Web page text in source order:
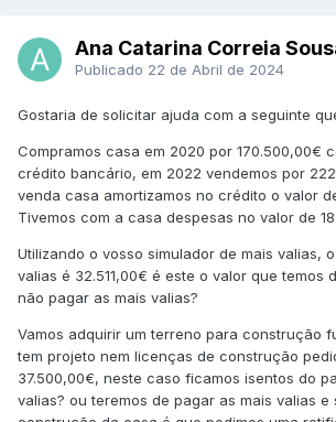
Ana Catarina Correia
Publicado 22 de Abril de 2024
Gostaria de solicitar ajuda com a seguinte
Compramos casa em 2020 por 170.500,00€
crédito bancário, em 2022 vendemos por
venda casa amortizamos no crédito o valor de
Tivemos com a casa despesas no valor de
Utilizando o vosso simulador de mais valias,
valias é 32.511,00€ é este o valor que temos
não pagar as mais valias?
Vamos adquirir um terreno para construção
tem projeto nem licenças de construção
37.500,00€, neste caso ficamos isentos do
valias? ou teremos de pagar as mais valias e